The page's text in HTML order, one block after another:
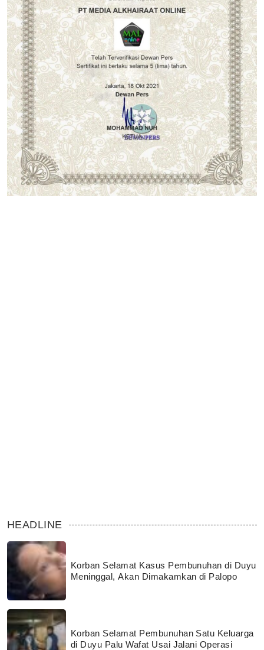
HEADLINE
Korban Selamat Kasus Pembunuhan di Duyu
Meninggal, Akan Dimakamkan di Palopo
Korban Selamat Pembunuhan Satu Keluarga
di Duyu Palu Wafat Usai Jalani Operasi